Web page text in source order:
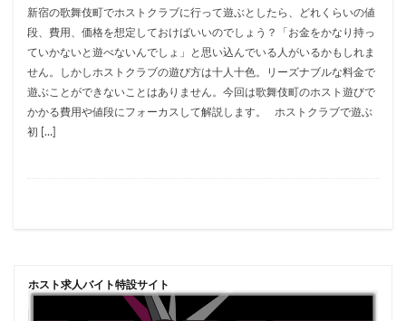
新宿の歌舞伎町でホストクラブに行って遊ぶとしたら、どれくらいの値
段、費用、価格を想定しておけばいいのでしょう？「お金をかなり持っ
ていかないと遊べないんでしょ」と思い込んでいる人がいるかもしれま
せん。しかしホストクラブの遊び方は十人十色。リーズナブルな料金で
遊ぶことができないことはありません。今回は歌舞伎町のホスト遊びで
かかる費用や値段にフォーカスして解説します。 ホストクラブで遊ぶ
初 […]
ホスト求人バイト特設サイト